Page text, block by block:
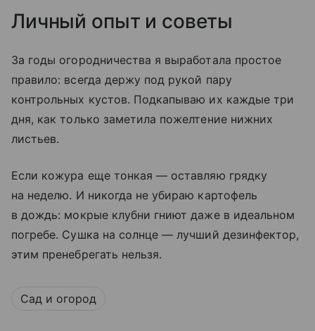
Личный опыт и советы
За годы огородничества я выработала простое
правило: всегда держу под рукой пару
контрольных кустов. Подкапываю их каждые три
дня, как только заметила пожелтение нижних
листьев.
Если кожура еще тонкая — оставляю грядку
на неделю. И никогда не убираю картофель
в дождь: мокрые клубни гниют даже в идеальном
погребе. Сушка на солнце — лучший дезинфектор,
этим пренебрегать нельзя.
Сад и огород